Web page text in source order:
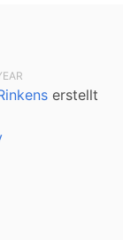
erstellt